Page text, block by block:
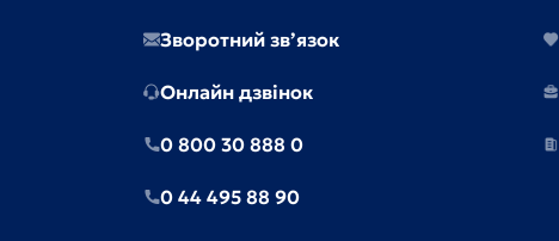
Зворотний зв’язок
Онлайн дзвінок
0 800 30 888 0
0 44 495 88 90